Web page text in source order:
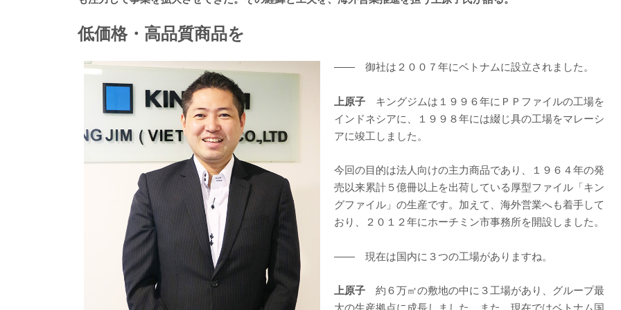
低価格・高品質商品を
―― 御社は２００７年にベトナムに設立されました。
上原子 キングジムは１９９６年にＰＰファイルの工場を
インドネシアに、１９９８年には綴じ具の工場をマレーシ
アに竣工しました。
今回の目的は法人向けの主力商品であり、１９６４年の発
売以来累計５億冊以上を出荷している厚型ファイル「キン
グファイル」の生産です。加えて、海外営業へも着手して
おり、２０１２年にホーチミン市事務所を開設しました。
―― 現在は国内に３つの工場がありますね。
上原子 約６万㎡の敷地の中に３工場があり、グループ最
大の生産拠点に成長しました。また、現在ではベトナム国